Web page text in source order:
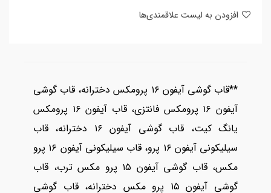
**قاب گوشی آیفون ۱۶ پرومکس دخترانه، قاب گوشی
آیفون ۱۶ پرومکس فانتزی، قاب آیفون ۱۶ پرومکس
یانگ کیت، قاب گوشی آیفون ۱۶ دخترانه، قاب
سیلیکونی آیفون ۱۶ پرو، قاب سیلیکونی آیفون ۱۶ پرو
مکس، قاب گوشی آیفون ۱۵ پرو مکس ترب، قاب
گوشی آیفون ۱۵ پرو مکس دخترانه، قاب گوشی